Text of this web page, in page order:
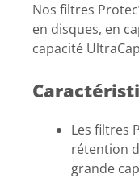
Nos filtres Protec
en disques, en
capacité UltraCap
Les filtres
rétention
grande